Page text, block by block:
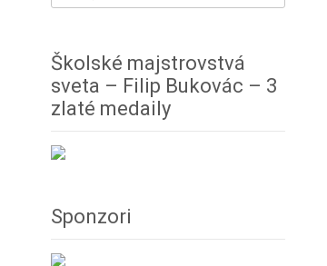
Školské majstrovstvá
sveta – Filip Bukovác – 3
zlaté medaily
Sponzori